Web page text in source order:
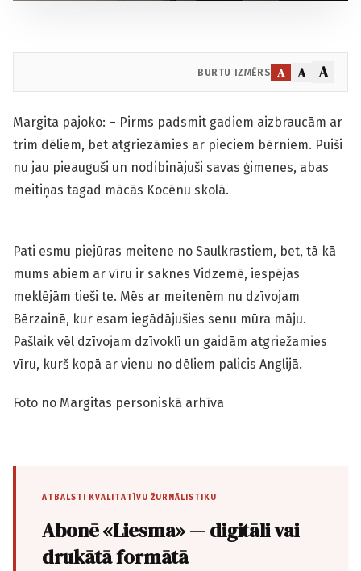
BURTU IZMĒRS A A A
Margita pajoko: – Pirms padsmit gadiem aizbraucām ar
trim dēliem, bet atgriezāmies ar pieciem bērniem. Puiši
nu jau pieauguši un nodibinājuši savas ģimenes, abas
meitiņas tagad mācās Kocēnu skolā.
Pati esmu piejūras meitene no Saulkrastiem, bet, tā kā
mums abiem ar vīru ir saknes Vidzemē, iespējas
meklējām tieši te. Mēs ar meitenēm nu dzīvojam
Bērzainē, kur esam iegādājušies senu mūra māju.
Pašlaik vēl dzīvojam dzīvoklī un gaidām atgriežamies
vīru, kurš kopā ar vienu no dēliem palicis Anglijā.
Foto no Margitas personiskā arhīva
ATBALSTI KVALITATĪVU ŽURNĀLISTIKU
Abonē «Liesma» — digitāli vai
drukātā formātā